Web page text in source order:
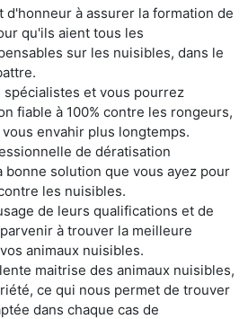
d'honneur à assurer la formation de
qu'ils aient tous les
sur les nuisibles, dans le
spécialistes et vous pourrez
fiable à 100% contre les rongeurs,
envahir plus longtemps.
de dératisation
bonne solution que vous ayez pour
les nuisibles.
de leurs qualifications et de
à trouver la meilleure
animaux nuisibles.
maitrise des animaux nuisibles,
ce qui nous permet de trouver
dans chaque cas de